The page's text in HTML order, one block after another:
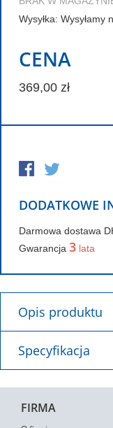
Wysyłka:
CENA
369,00 zł
DODATKOWE
Darmowa dostawa
Gwarancja 3 lata
Opis produktu
Specyfikacja
FIRMA